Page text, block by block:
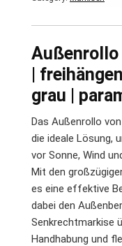
Außenrollo
|
grau |
Das Außenrollo
die ideale Lösung,
vor Sonne, Wind
Mit den
es eine effektive
dabei den
Senkrechtmarkise
Handhabung und